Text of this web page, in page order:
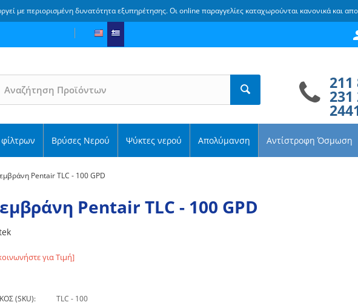
με περιορισμένη δυνατότητα εξυπηρέτησης. Οι online παραγγελίες καταχωρούνται κανονικά και
211
231
Βρύσες Νερού Ψύκτες νερού Απολύμανση Αντίστροφη Όσμωση
Pentair TLC - 100 GPD
Pentair TLC - 100 GPD
για Τιμή]
(SKU):
TLC - 100